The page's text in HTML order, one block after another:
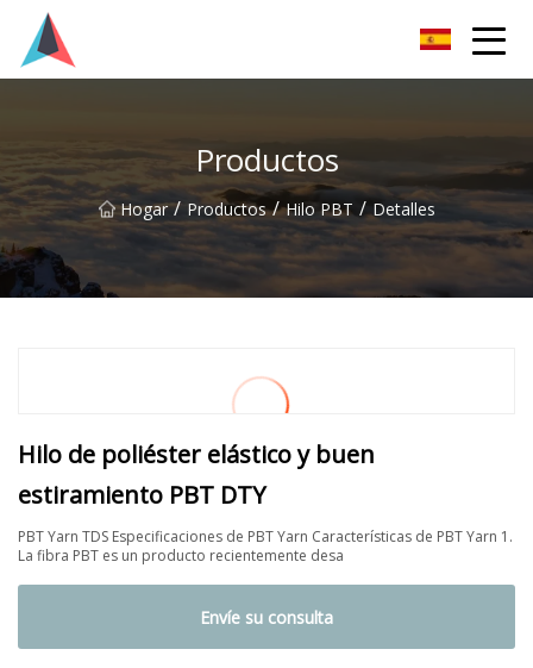
Productos
Hogar / Productos / Hilo PBT / Detalles
Hilo de poliéster elástico y buen
estiramiento PBT DTY
PBT Yarn TDS Especificaciones de PBT Yarn Características de PBT Yarn 1.
La fibra PBT es un producto recientemente desa
Envíe su consulta